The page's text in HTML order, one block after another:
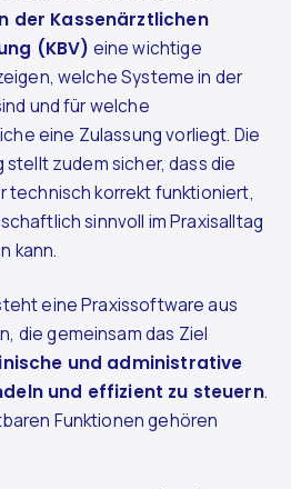
der Kassenärztlichen
(KBV) eine wichtige
welche Systeme in der
und für welche
eine Zulassung vorliegt. Die
zudem sicher, dass die
technisch korrekt funktioniert,
sinnvoll im Praxisalltag
kann.
eine Praxissoftware aus
die gemeinsam das Ziel
und administrative
und effizient zu steuern.
Funktionen gehören